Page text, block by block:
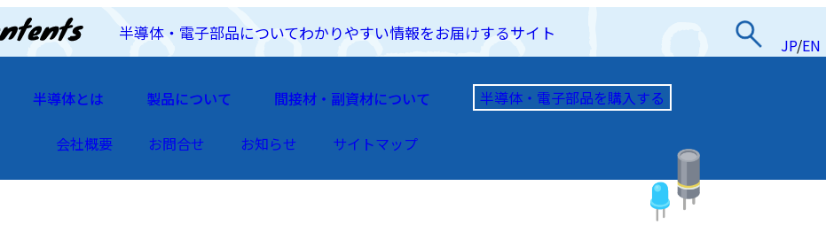
半導体・電子部品についてわかりやすい情報をお届けするサイト
JP/EN
半導体とは 製品について 間接材・副資材について 半導体・電子部品を購入する
会社概要 お問合せ お知らせ サイトマップ